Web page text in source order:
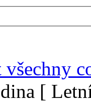
všechny
[